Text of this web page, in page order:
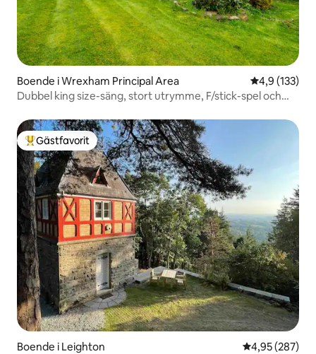
Boende i Wrexham Principal Area 4,9 av 5 i
4,9 (133)
Dubbel king size-säng, stort utrymme, F/stick-spel och
Populär gästfavorit
Gästfavorit
Boende i Leighton 4,95 av 5 i
4,95 (287)